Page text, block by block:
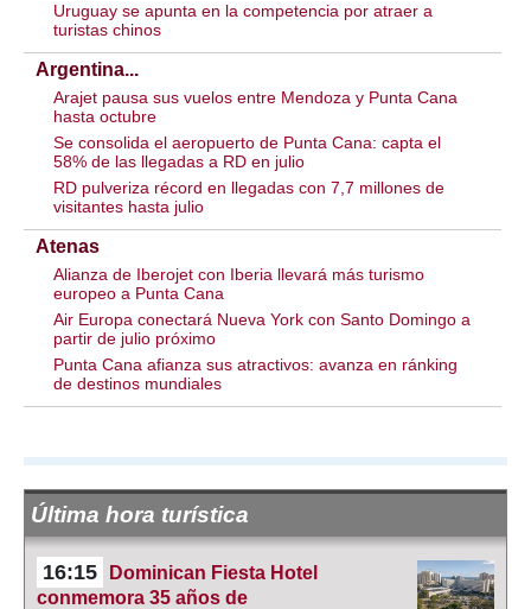
Uruguay se apunta en la competencia por atraer a
turistas chinos
Argentina...
Arajet pausa sus vuelos entre Mendoza y Punta Cana
hasta octubre
Se consolida el aeropuerto de Punta Cana: capta el
58% de las llegadas a RD en julio
RD pulveriza récord en llegadas con 7,7 millones de
visitantes hasta julio
Atenas
Alianza de Iberojet con Iberia llevará más turismo
europeo a Punta Cana
Air Europa conectará Nueva York con Santo Domingo a
partir de julio próximo
Punta Cana afianza sus atractivos: avanza en ránking
de destinos mundiales
Última hora turística
16:15
Dominican Fiesta Hotel
conmemora 35 años de